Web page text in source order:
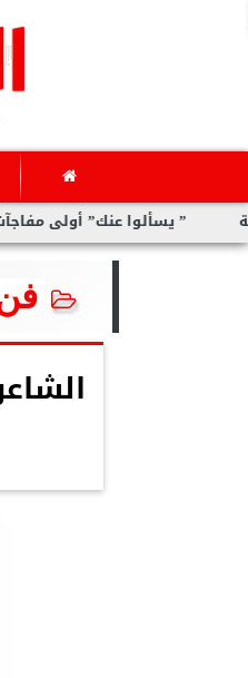
يسألوا عنك” أولى مفاجآت الكينج